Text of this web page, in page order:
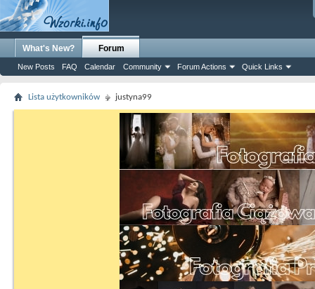
What's New? Forum
New Posts FAQ Calendar Community Forum Actions Quick Links
Lista użytkowników justyna99